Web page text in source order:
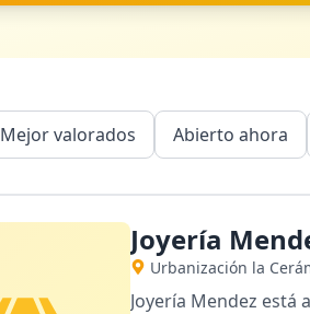
Mejor valorados Abierto ahora
Joyería
Urbanización la
Joyería Mendez está